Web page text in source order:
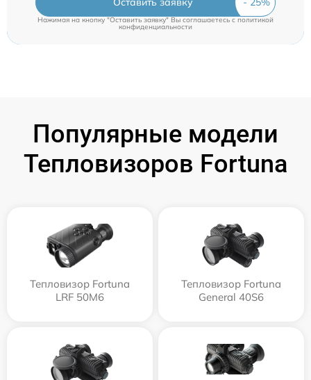
Нажимая на кнопку "Оставить заявку" Вы соглашаетесь cполитикой
конфиденциальности
Популярные модели
Тепловизоров Fortuna
Тепловизор Fortuna
LRF 50M6
Тепловизор Fortuna
General 40S6